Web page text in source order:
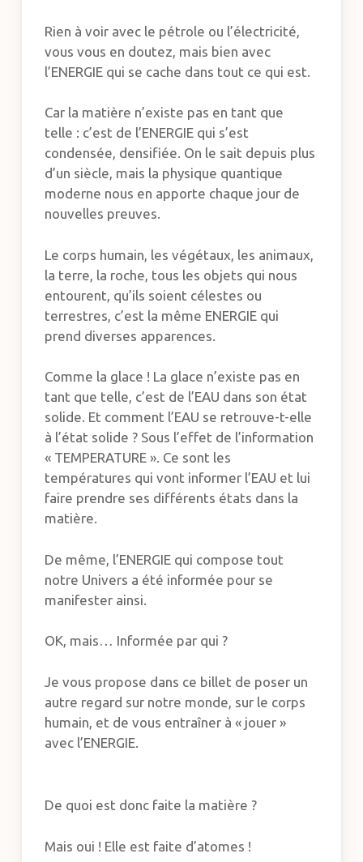
Rien à voir avec le pétrole ou l’électricité,
vous vous en doutez, mais bien avec
l’ENERGIE qui se cache dans tout ce qui est.
Car la matière n’existe pas en tant que
telle : c’est de l’ENERGIE qui s’est
condensée, densifiée. On le sait depuis plus
d’un siècle, mais la physique quantique
moderne nous en apporte chaque jour de
nouvelles preuves.
Le corps humain, les végétaux, les animaux,
la terre, la roche, tous les objets qui nous
entourent, qu’ils soient célestes ou
terrestres, c’est la même ENERGIE qui
prend diverses apparences.
Comme la glace ! La glace n’existe pas en
tant que telle, c’est de l’EAU dans son état
solide. Et comment l’EAU se retrouve-t-elle
à l’état solide ? Sous l’effet de l’information
« TEMPERATURE ». Ce sont les
températures qui vont informer l’EAU et lui
faire prendre ses différents états dans la
matière.
De même, l’ENERGIE qui compose tout
notre Univers a été informée pour se
manifester ainsi.
OK, mais… Informée par qui ?
Je vous propose dans ce billet de poser un
autre regard sur notre monde, sur le corps
humain, et de vous entraîner à « jouer »
avec l’ENERGIE.
De quoi est donc faite la matière ?
Mais oui ! Elle est faite d’atomes !